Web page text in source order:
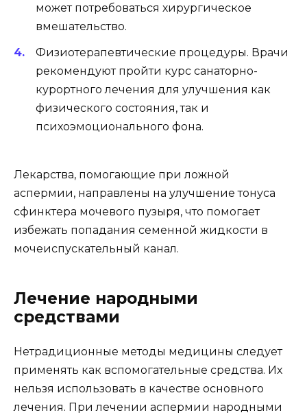
может потребоваться хирургическое
вмешательство.
Физиотерапевтические процедуры. Врачи
рекомендуют пройти курс санаторно-
курортного лечения для улучшения как
физического состояния, так и
психоэмоционального фона.
Лекарства, помогающие при ложной
аспермии, направлены на улучшение тонуса
сфинктера мочевого пузыря, что помогает
избежать попадания семенной жидкости в
мочеиспускательный канал.
Лечение народными
средствами
Нетрадиционные методы медицины следует
применять как вспомогательные средства. Их
нельзя использовать в качестве основного
лечения. При лечении аспермии народными